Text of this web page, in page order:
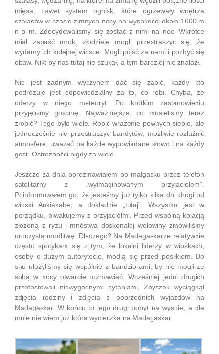
mięsa, nawet system ognisk, które ogrzewały wnętrza
szałasów w czasie zimnych nocy na wysokości około 1600 m
n p m. Zdecydowaliśmy się zostać z nimi na noc. Wkrótce
miał zapaść mrok, złodzieje mogli przestraszyć się, że
wydamy ich kolejnej wiosce. Mogli pójść za nami i pozbyć się
obaw. Nikt by nas tutaj nie szukał, a tym bardziej nie znalazł.
Nie jest żadnym wyczynem dać się zabić, każdy kto
podróżuje jest odpowiedzialny za to, co robi. Chyba, że
uderzy w niego meteoryt. Po krótkim zastanowieniu
przyjęliśmy gościnę. Najważniejsze, co musieliśmy teraz
zrobić? Tego było wiele. Robić wrażenie pewnych siebie, ale
jednocześnie nie przestraszyć bandytów, możliwie rozluźnić
atmosferę, uważać na każde wypowiadane słowo i na każdy
gest. Ostrożności nigdy za wiele.
Jeszcze za dnia porozmawiałem po malgasku przez telefon
satelitarny z „wyimaginowanym przyjacielem”.
Poinformowałem go, że jesteśmy już tylko kilka dni drogi od
wioski Ankiakabe, a dokładnie „tutaj”. Wszystko jest w
porządku, biwakujemy z przyjaciółmi. Przed wspólną kolacją
złożoną z ryżu i mnóstwa doskonałej wołowiny zmówiliśmy
uroczystą modlitwę. Dlaczego? Na Madagaskarze relatywnie
często spotykam się z tym, że lokalni liderzy w wioskach,
osoby o dużym autorytecie, modlą się przed posiłkiem. Do
snu ułożyliśmy się wspólnie z bandziorami, by nie mogli ze
sobą w nocy otwarcie rozmawiać. Wcześniej jedni drugich
przetestowali niewygodnymi pytaniami, Zbyszek wyciągnął
zdjęcia rodziny i zdjęcia z poprzednich wyjazdów na
Madagaskar. W końcu to jego drugi pobyt na wyspie, a dla
mnie nie wiem już która wycieczka na Madagaskar.